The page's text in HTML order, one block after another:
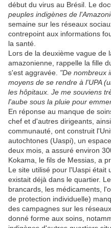
début du virus au Brésil. Le
peuples indigènes de
semaine sur les réseaux
contrepoint aux informations
la santé.
Lors de la deuxième vague de
amazonienne, rappelle la fille
s'est aggravée. "De nombreux
moyens de se rendre à l'UPA
les hôpitaux. Je me souviens
l'aube sous la pluie pour
En réponse au manque de
chef et d'autres dirigeants,
communauté, ont construit
autochtones (Uaspi), un
deux mois, a assuré environ
Kokama, le fils de Messias, a
Le site utilisé pour l'Uaspi était
existait déjà dans le quartier.
brancards, les médicaments,
de protection individuelle)
des campagnes sur les
donné forme aux soins,